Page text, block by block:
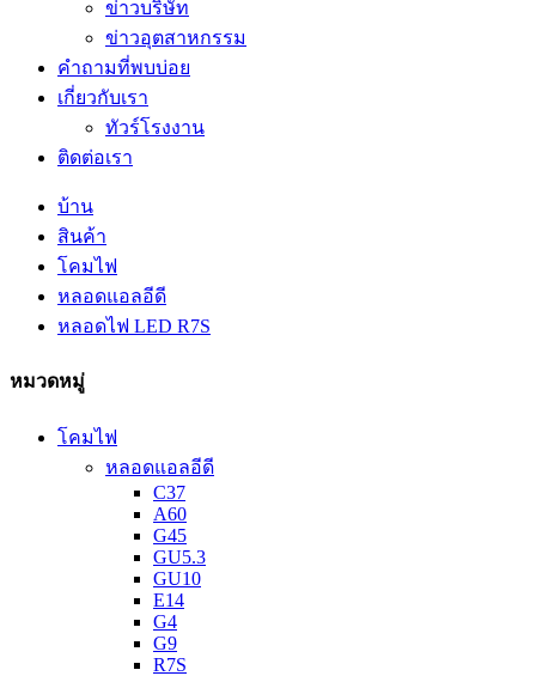
ข่าวบริษัท
ข่าวอุตสาหกรรม
คำถามที่พบบ่อย
เกี่ยวกับเรา
ทัวร์โรงงาน
ติดต่อเรา
บ้าน
สินค้า
โคมไฟ
หลอดแอลอีดี
หลอดไฟ LED R7S
หมวดหมู่
โคมไฟ
หลอดแอลอีดี
C37
A60
G45
GU5.3
GU10
E14
G4
G9
R7S